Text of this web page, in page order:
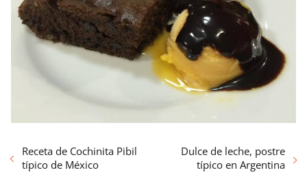
Receta de Cochinita Pibil
típico de México
Dulce de leche, postre
típico en Argentina